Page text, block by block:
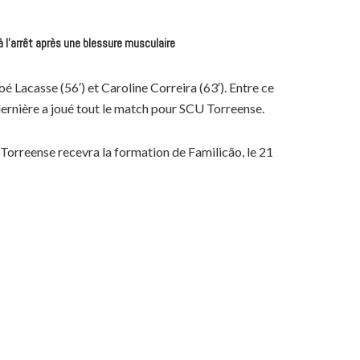
après une blessure musculaire
Lacasse (56′) et Caroline Correira (63′). Entre ce
a joué tout le match pour SCU Torreense.
recevra la formation de Familicão, le 21